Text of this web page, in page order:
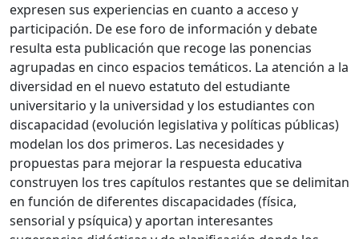
expresen sus experiencias en cuanto a acceso y
participación. De ese foro de información y debate
resulta esta publicación que recoge las ponencias
agrupadas en cinco espacios temáticos. La atención a la
diversidad en el nuevo estatuto del estudiante
universitario y la universidad y los estudiantes con
discapacidad (evolución legislativa y políticas públicas)
modelan los dos primeros. Las necesidades y
propuestas para mejorar la respuesta educativa
construyen los tres capítulos restantes que se delimitan
en función de diferentes discapacidades (física,
sensorial y psíquica) y aportan interesantes